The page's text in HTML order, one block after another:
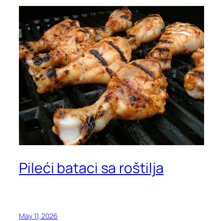
Pileći bataci sa roštilja
May 11, 2026